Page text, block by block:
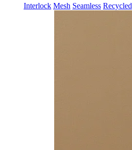
Interlock Mesh Seamless Recycled